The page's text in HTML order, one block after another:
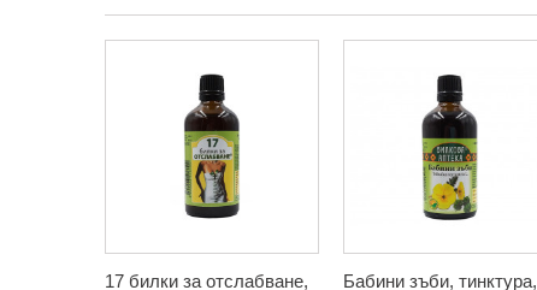
17 билки за отслабване, Бабини зъби, тинктура,